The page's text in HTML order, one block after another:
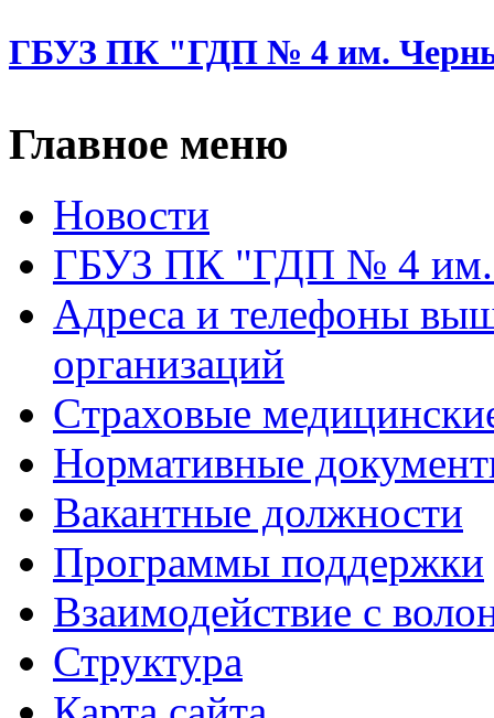
ГБУЗ ПК "ГДП № 4 им.
Главное меню
Новости
ГБУЗ ПК "ГДП № 4
Адреса и телефоны
организаций
Cтраховые
Нормативные
Вакантные должности
Программы поддержки
Взаимодействие с
Структура